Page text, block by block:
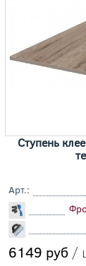
Ступень
Арт.:
6149 руб /